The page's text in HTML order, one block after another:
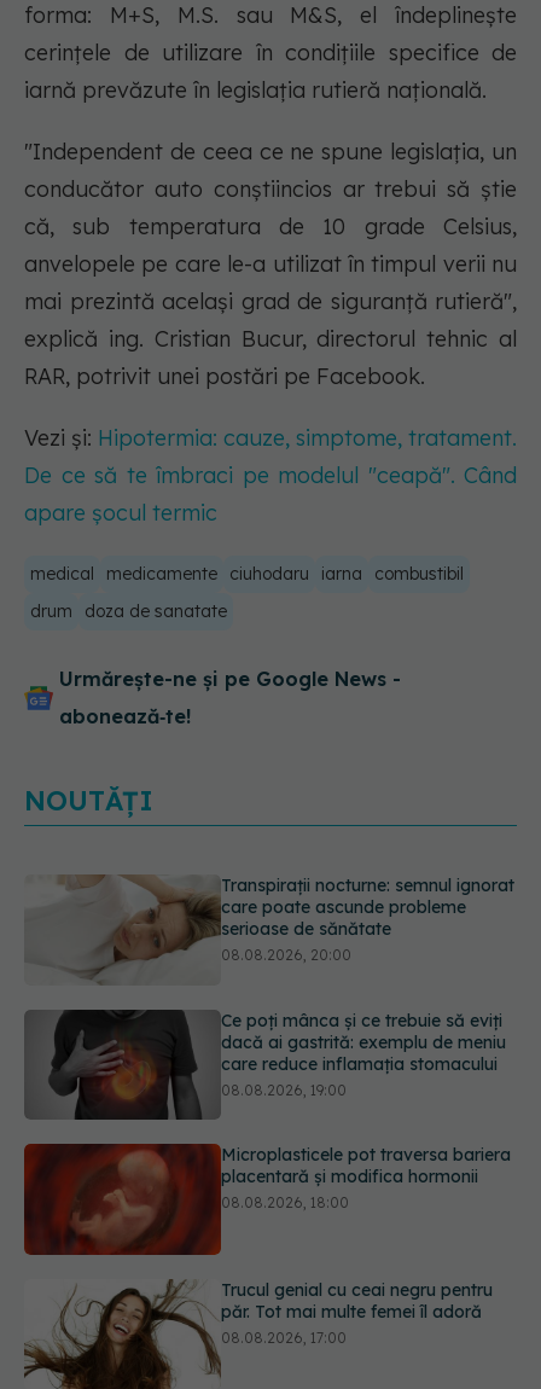
forma: M+S, M.S. sau M&S, el îndeplinește
cerințele de utilizare în condiţiile specifice de
iarnă prevăzute în legislaţia rutieră națională.
"Independent de ceea ce ne spune legislația, un
conducător auto conștiincios ar trebui să știe
că, sub temperatura de 10 grade Celsius,
anvelopele pe care le-a utilizat în timpul verii nu
mai prezintă același grad de siguranță rutieră",
explică ing. Cristian Bucur, directorul tehnic al
RAR, potrivit unei postări pe Facebook.
Vezi și: Hipotermia: cauze, simptome, tratament.
De ce să te îmbraci pe modelul "ceapă". Când
apare șocul termic
medical medicamente ciuhodaru iarna
combustibil
drum
doza de sanatate
Urmărește-ne și pe Google News -
abonează‑te!
NOUTĂȚI
Ce poți mânca și ce trebuie să eviți
dacă ai gastrită: exemplu de meniu
care reduce inflamația stomacului
08.08.2026, 19:00
Microplasticele pot traversa bariera
placentară și modifica hormonii
08.08.2026, 18:00
Trucul genial cu ceai negru pentru
păr. Tot mai multe femei îl adoră
08.08.2026, 17:00
Medicamentul folosit de peste 60 de
ani care acționează într-un loc
neașteptat